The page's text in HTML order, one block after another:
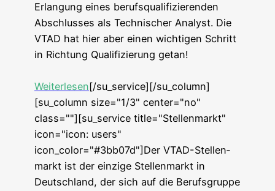
Erlan­gung eines berufs­qua­li­fi­zie­ren­den
Abschlus­ses als Tech­ni­scher Ana­lyst. Die
VTAD hat hier aber einen wich­ti­gen Schritt
in Rich­tung Qua­li­fi­zie­rung getan!
Wei­ter­le­sen[/su_service][/su_column]
[su_column size="1/3" center="no"
class=""][su_service title="Stellenmarkt"
icon="icon: users"
icon_color="#3bb07d"]Der VTAD-Stel­len­
markt ist der ein­zi­ge Stel­len­markt in
Deutsch­land, der sich auf die Berufs­grup­pe